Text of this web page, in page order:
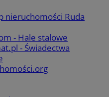
nieruchomości Ruda
- Hale stalowe
- Świadectwa